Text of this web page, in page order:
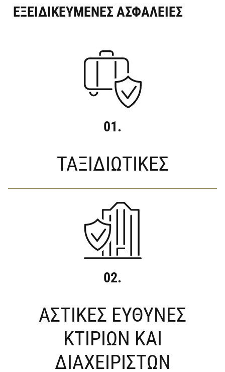
ΕΞΕΙΔΙΚΕΥΜΕΝΕΣ ΑΣΦΑΛΕΙΕΣ
01.
ΤΑΞΙΔΙΩΤΙΚΕΣ
02.
ΑΣΤΙΚΕΣ ΕΥΘΥΝΕΣ
ΚΤΙΡΙΩΝ ΚΑΙ
ΔΙΑΧΕΙΡΙΣΤΩΝ